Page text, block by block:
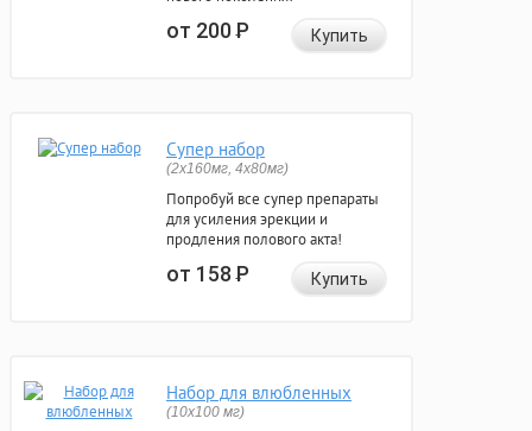
от 200Р Купить
Супер набор
(2х160мг, 4х80мг)
Попробуй все супер препараты
для усиления эрекции и
продления полового акта!
от 158Р Купить
Набор для влюбленных
(10х100 мг)